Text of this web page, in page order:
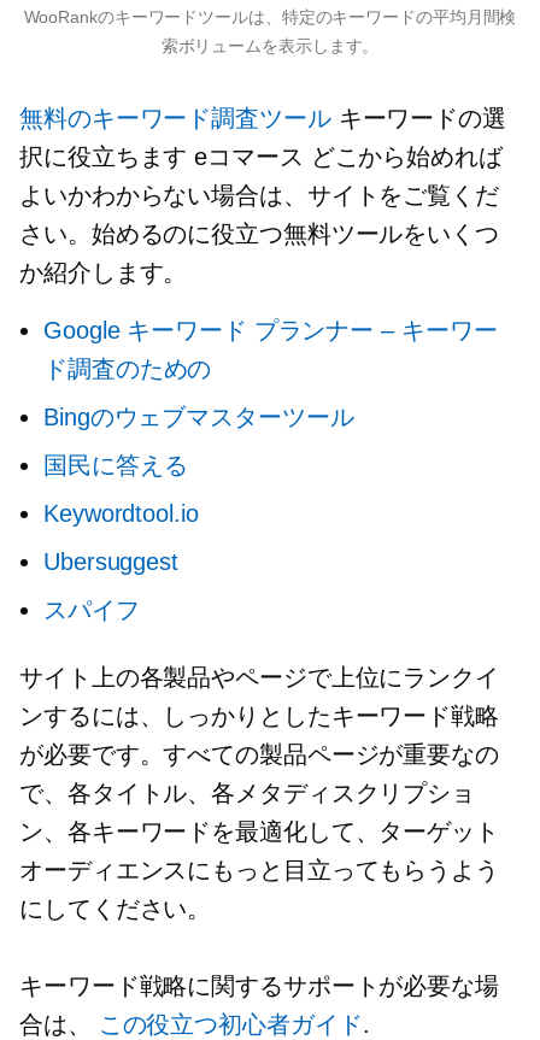
WooRankのキーワードツールは、特定のキーワードの平均月間検
索ボリュームを表示します。
無料のキーワード調査ツールキーワードの選
択に役立ちますeコマース どこから始めれば
よいかわからない場合は、サイトをご覧くだ
さい。始めるのに役立つ無料ツールをいくつ
か紹介します。
Google キーワード プランナー – キーワー
ド調査のための
Bingのウェブマスターツール
国民に答える
Keywordtool.io
Ubersuggest
スパイフ
サイト上の各製品やページで上位にランクイ
ンするには、しっかりとしたキーワード戦略
が必要です。すべての製品ページが重要なの
で、各タイトル、各メタディスクリプショ
ン、各キーワードを最適化して、ターゲット
オーディエンスにもっと目立ってもらうよう
にしてください。
キーワード戦略に関するサポートが必要な場
合は、
この役立つ初心者ガイド.